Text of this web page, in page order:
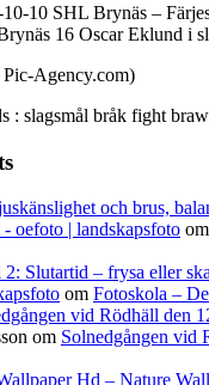
10 SHL Brynäs –
16 Oscar Eklund i
Agency.com)
: slagsmål bråk fight
och brus,
oefoto | landskapsfoto om
Slutartid – frysa eller
om Fotoskola –
vid Rödhäll den
om Solnedgången vid
Hd – Nature